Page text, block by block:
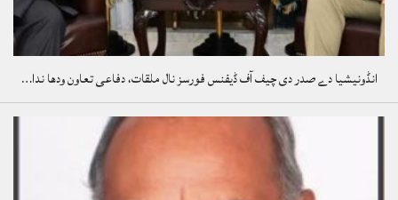
انڈونیشیا دے صدر دی چیف آف ڈیفنس فورسز نال ملقات، دفاعی تعاون ودھا ندا…